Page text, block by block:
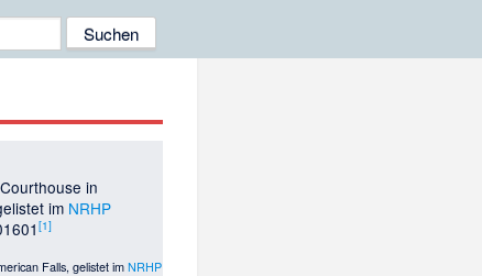
in
im NRHP
[1]
Falls, gelistet imNRHP